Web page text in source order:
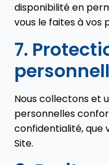
disponibilité en
vous le faites à vos
7.
Nous collectons et
personnelles
confidentialité, que
Site.